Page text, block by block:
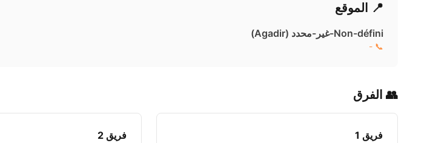
📍 الموقع
Non-défini-غير-محدد ( Agadir)
📞 -
👥 الفرق
فريق 1 فريق 2